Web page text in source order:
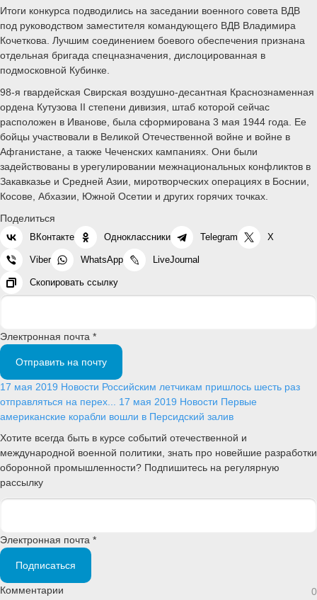
Итоги конкурса подводились на заседании военного совета ВДВ
под руководством заместителя командующего ВДВ Владимира
Кочеткова. Лучшим соединением боевого обеспечения признана
отдельная бригада спецназначения, дислоцированная в
подмосковной Кубинке.
98-я гвардейская Свирская воздушно-десантная Краснознаменная
ордена Кутузова II степени дивизия, штаб которой сейчас
расположен в Иванове, была сформирована 3 мая 1944 года. Ее
бойцы участвовали в Великой Отечественной войне и войне в
Афганистане, а также Чеченских кампаниях. Они были
задействованы в урегулировании межнациональных конфликтов в
Закавказье и Средней Азии, миротворческих операциях в Боснии,
Косове, Абхазии, Южной Осетии и других горячих точках.
Поделиться
ВКонтакте Одноклассники Telegram X
Viber WhatsApp LiveJournal
Скопировать ссылку
Электронная почта *
Отправить на почту
17 мая 2019 Новости Российским летчикам пришлось шесть раз
отправляться на перех... 17 мая 2019 Новости Первые
американские корабли вошли в Персидский залив
Хотите всегда быть в курсе событий отечественной и
международной военной политики, знать про новейшие разработки
оборонной промышленности? Подпишитесь на регулярную
рассылку
Электронная почта *
Подписаться
Комментарии 0